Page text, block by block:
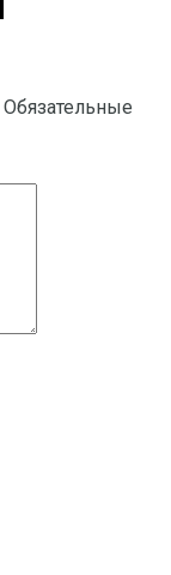
Обязательные